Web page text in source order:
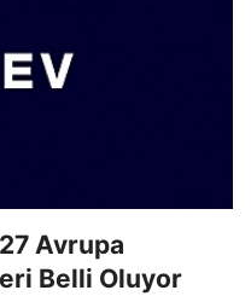
Avrupa
Belli Oluyor